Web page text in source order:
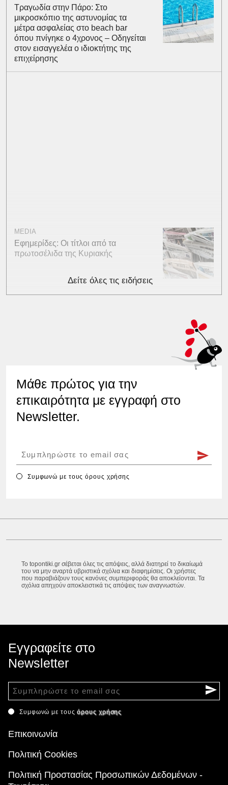
Τραγωδία στην Πάρο: Στο
μικροσκόπιο της αστυνομίας τα
μέτρα ασφαλείας στο beach bar
όπου πνίγηκε ο 4χρονος – Οδηγείται
στον εισαγγελέα ο ιδιοκτήτης της
επιχείρησης
MEDIA
Εφημερίδες: Οι τίτλοι από τα
πρωτοσέλιδα της Κυριακής
Δείτε όλες τις ειδήσεις
Μάθε πρώτος για την
επικαιρότητα με εγγραφή στο
Newsletter.
Συμφωνώ με τουςόρους χρήσης
Το topontiki.gr σέβεται όλες τις απόψεις, αλλά διατηρεί το δικαίωμά
του να μην αναρτά υβριστικά σχόλια και διαφημίσεις. Οι χρήστες
που παραβιάζουν τους κανόνες συμπεριφοράς θα αποκλείονται. Τα
σχόλια απηχούν αποκλειστικά τις απόψεις των αναγνωστών.
Εγγραφείτε στο
Newsletter
Συμφωνώ με τουςόρους χρήσης
Επικοινωνία
Πολιτική Cookies
Πολιτική Προστασίας Προσωπικών Δεδομένων -